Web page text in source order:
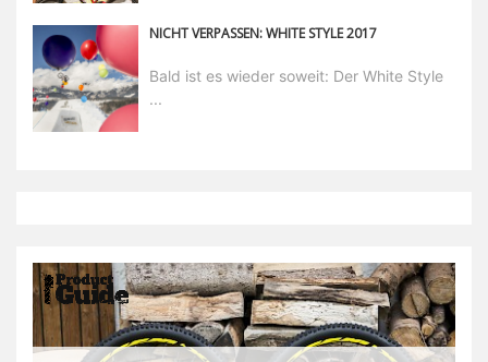
NICHT VERPASSEN: WHITE STYLE 2017
Bald ist es wieder soweit: Der White Style
...